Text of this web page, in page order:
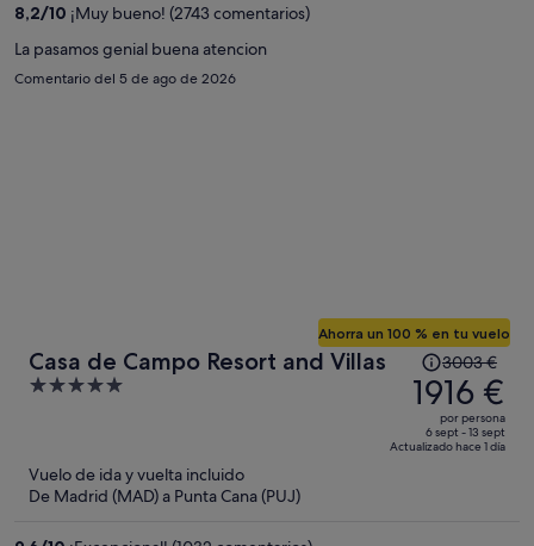
8,2/10 ¡Muy bueno! (2743 comentarios)
La pasamos genial buena atencion
Comentario del 5 de ago de 2026
Casa de Campo Resort and Villas
5
5
Ahorra un 100 % en tu vuelo
El
precio
era
de
3003 €,
3003 €
1916 €
por persona
6 sept - 13 sept
Actualizado hace 1 día
Vuelo de ida y vuelta incluido
De Madrid (MAD) a Punta Cana (PUJ)